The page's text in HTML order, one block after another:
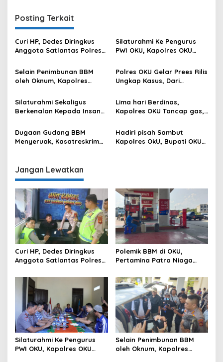
Posting Terkait
Curi HP, Dedes Diringkus
Anggota Satlantas Polres
Silaturahmi Ke Pengurus
PWI OKU, Kapolres OKU
Media dan Polri
Selain Penimbunan BBM
oleh Oknum, Kapolres
Kurang, Pertamina Patra
Niaga Bungkam
Polres OKU Gelar Prees Rilis
Ungkap Kasus, Dari
BBM Hingga Kasus Korupsi
Silaturahmi Sekaligus
Berkenalan Kepada Insan
Puluhan Wartawan Ngopi
Bareng
Lima hari Berdinas,
Kapolres OKU Tancap gas,
dan Forkompimda
Dugaan Gudang BBM
Menyeruak, Kasatreskrim
Hadiri pisah Sambut
Kapolres OkU, Bupati OKU
Jangan Lewatkan
Curi HP, Dedes Diringkus
Anggota Satlantas Polres
Polemik BBM di OKU,
Pertamina Patra Niaga
Optimalkan Penyaluran
BBM Subsidi dan Perkuat
Pengawasan di Kabupaten
Ogan Komering Ulu
Silaturahmi Ke Pengurus
PWI OKU, Kapolres OKU
Selain Penimbunan BBM
oleh Oknum, Kapolres